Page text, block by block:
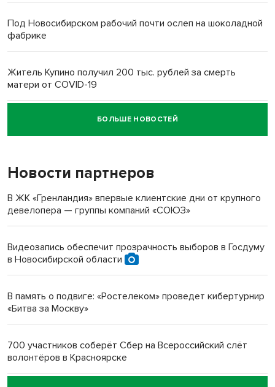
Под Новосибирском рабочий почти ослеп на шоколадной
фабрике
Житель Купино получил 200 тыс. рублей за смерть
матери от COVID-19
Новосибирский суд наказал водителя за смерть
пенсионерки на вокзале
«Мы живём на пастбище!»: в новосибирском селе лошади
терроризируют жителей
Инвалид получил условный срок за избиение врачей
Новосибирский преподаватель с женой вошли в топ-16
Обновлённое отделение ВТБ открылось в Искитиме
БОЛЬШЕ НОВОСТЕЙ
Новости партнеров
В ЖК «Гренландия» впервые клиентские дни от крупного
девелопера — группы компаний «СОЮЗ»
Видеозапись обеспечит прозрачность выборов в Госдуму
в Новосибирской области
В память о подвиге: «Ростелеком» проведет кибертурнир
«Битва за Москву»
700 участников соберёт Сбер на Всероссийский слёт
волонтёров в Красноярске